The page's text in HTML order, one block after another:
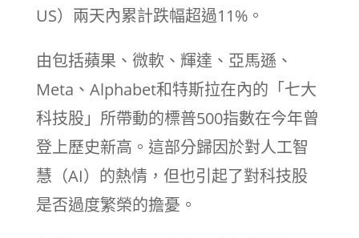
US）兩天內累計跌幅超過11%。
由包括蘋果、微軟、輝達、亞馬遜、
Meta、Alphabet和特斯拉在內的「七大
科技股」所帶動的標普500指數在今年曾
登上歷史新高。這部分歸因於對人工智
慧（AI）的熱情，但也引起了對科技股
是否過度繁榮的擔憂。